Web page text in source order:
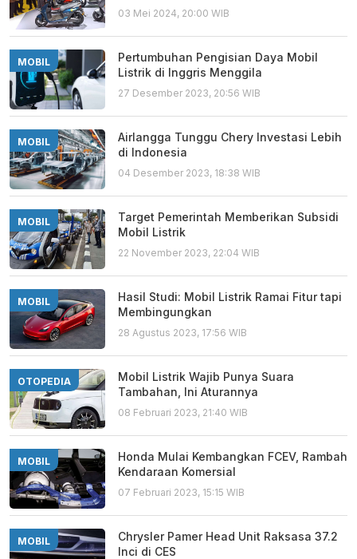
03 Mei 2024, 20:00 WIB
MOBIL
Pertumbuhan Pengisian Daya Mobil
Listrik di Inggris Menggila
27 Desember 2023, 20:56 WIB
MOBIL
Airlangga Tunggu Chery Investasi Lebih
di Indonesia
04 Desember 2023, 18:38 WIB
MOBIL
Target Pemerintah Memberikan Subsidi
Mobil Listrik
22 November 2023, 22:04 WIB
MOBIL
Hasil Studi: Mobil Listrik Ramai Fitur tapi
Membingungkan
28 Agustus 2023, 17:56 WIB
OTOPEDIA
Mobil Listrik Wajib Punya Suara
Tambahan, Ini Aturannya
08 Februari 2023, 21:40 WIB
MOBIL
Honda Mulai Kembangkan FCEV, Rambah
Kendaraan Komersial
07 Februari 2023, 15:15 WIB
MOBIL
Chrysler Pamer Head Unit Raksasa 37.2
Inci di CES